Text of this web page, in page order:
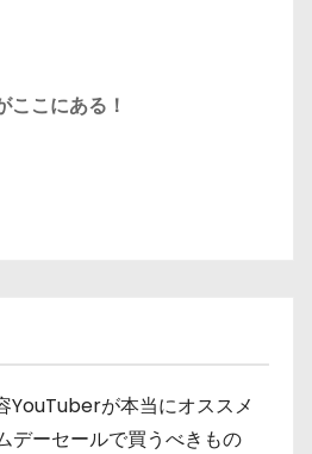
ここにある！
YouTuberが本当にオススメ
ーセールで買うべきもの